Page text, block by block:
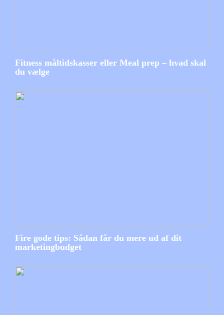
Fitness måltidskasser eller Meal prep – hvad skal
du vælge
Fire gode tips: Sådan får du mere ud af dit
marketingbudget